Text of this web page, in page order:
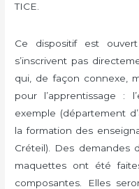
TICE.
Ce dispositif est
s’inscrivent pas
qui, de façon connexe,
pour l’apprentissage :
exemple (département
la formation des
Créteil). Des demandes
maquettes ont été
composantes. Elles